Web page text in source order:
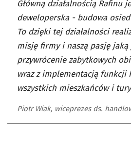
Główną działalnością Rafinu
deweloperska - budowa
To dzięki tej działalności
misję firmy i naszą pasję
przywrócenie zabytkowych
wraz z implementacją funkcji
wszystkich mieszkańców i
Piotr Wiak, wiceprezes ds.